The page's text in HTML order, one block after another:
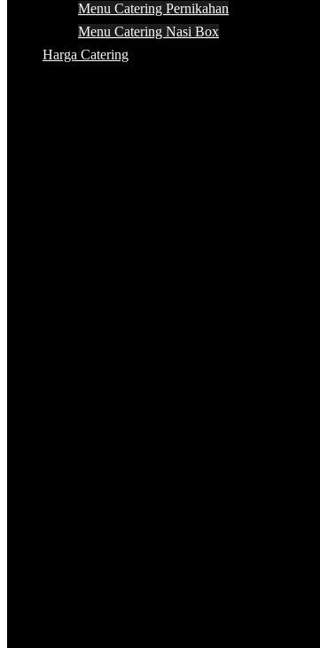
Menu Catering Pernikahan
Menu Catering Nasi Box
Harga Catering